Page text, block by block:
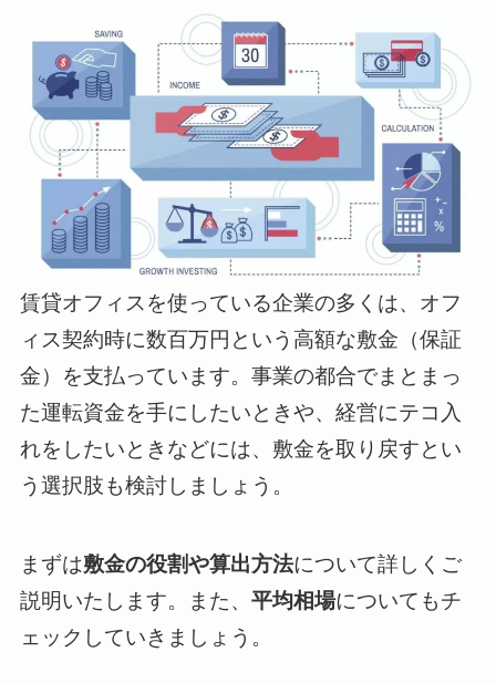
賃貸オフィスを使っている企業の多くは、オフ
ィス契約時に数百万円という高額な敷金（保証
金）を支払っています。事業の都合でまとまっ
た運転資金を手にしたいときや、経営にテコ入
れをしたいときなどには、敷金を取り戻すとい
う選択肢も検討しましょう。
まずは敷金の役割や算出方法について詳しくご
説明いたします。また、 平均相場についてもチ
ェックしていきましょう。